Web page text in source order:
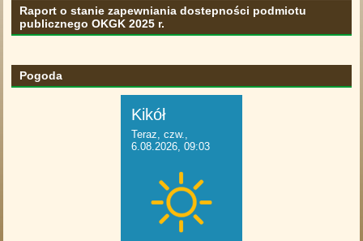
Raport o stanie zapewniania dostepności podmiotu
publicznego OKGK 2025 r.
Pogoda